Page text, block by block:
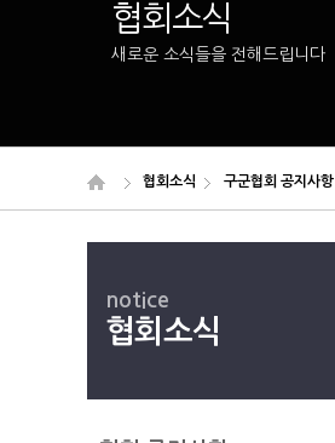
협회소식
새로운 소식들을 전해드립니다
협회소식 구군협회 공지사항
notice
협회소식